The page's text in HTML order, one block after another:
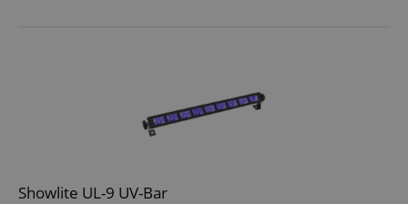
Showlite UL-9 UV-Bar